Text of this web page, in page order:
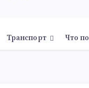
Транспорт Что